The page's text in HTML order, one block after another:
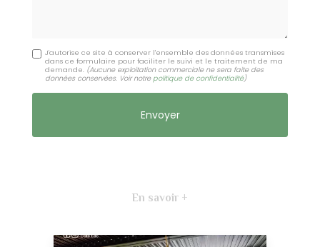
J'autorise ce site à conserver l'ensemble des données transmises
dans ce formulaire pour faciliter le suivi et le traitement de ma
demande. (Aucune exploitation commerciale ne sera faite des
données conservées. Voir notre politique de confidentialité)
En savoir +